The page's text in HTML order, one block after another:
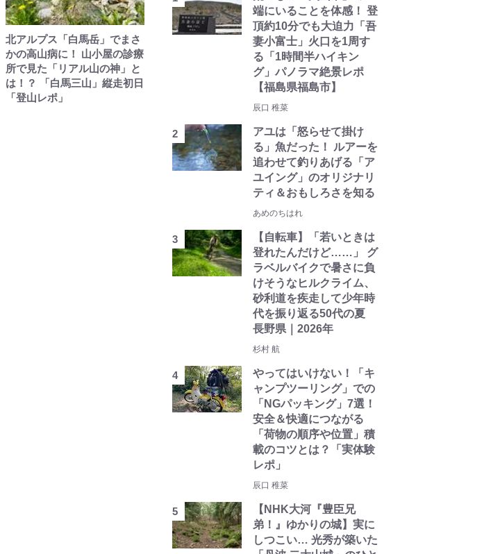
北アルプス「白馬岳」でまさ
かの高山病に！ 山小屋の診療
所で見た「リアル山の神」と
は！？ 「白馬三山」縦走初日
「登山レポ」
端にいることを体感！ 登
頂約10分でも大迫力「吾
妻小富士」火口を1周す
る「1時間半ハイキン
グ」パノラマ絶景レポ
【福島県福島市】
辰口 稚菜
アユは「怒らせて掛け
る」魚だった！ ルアーを
追わせて釣りあげる「ア
ユイング」のオリジナリ
ティ＆おもしろさを知る
あめのちはれ
【自転車】「若いときは
登れたんだけど……」 グ
ラベルバイクで暑さに負
けそうなヒルクライム、
砂利道を疾走して少年時
代を振り返る50代の夏
長野県｜2026年
杉村 航
やってはいけない！「キ
ャンプツーリング」での
「NGパッキング」7選！
安全＆快適につながる
「荷物の順序や位置」積
載のコツとは？「実体験
レポ」
辰口 稚菜
【NHK大河『豊臣兄
弟！』ゆかりの城】実に
しつこい… 光秀が築いた